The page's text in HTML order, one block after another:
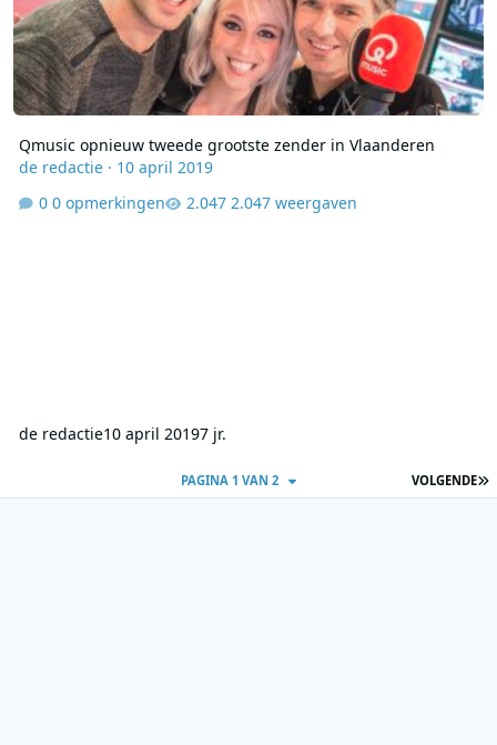
Qmusic opnieuw tweede grootste zender in Vlaanderen
de redactie· 10 april 2019
0 opmerkingen
2.047 weergaven
de redactie10 april 20197 jr.
VOLGENDE
PAGINA 1 VAN 2